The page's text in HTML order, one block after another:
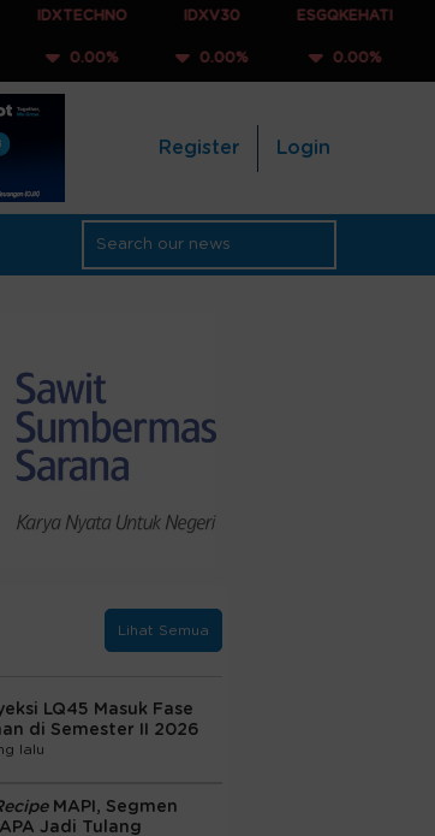
IDXV30
0.00%
ESGQKEHATI
0.00% 0.00%
Register Login
Lihat Semua
LQ45 Masuk Fase
di Semester II 2026
lalu
MAPI, Segmen
Jadi Tulang